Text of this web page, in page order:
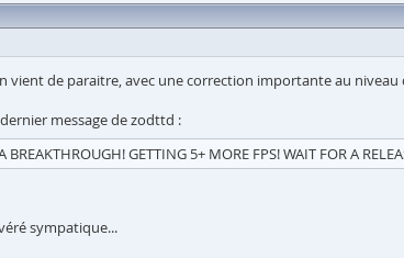
vient de paraitre, avec une correction importante au
message de zodttd :
BREAKTHROUGH! GETTING 5+ MORE FPS! WAIT FOR A
sympatique...